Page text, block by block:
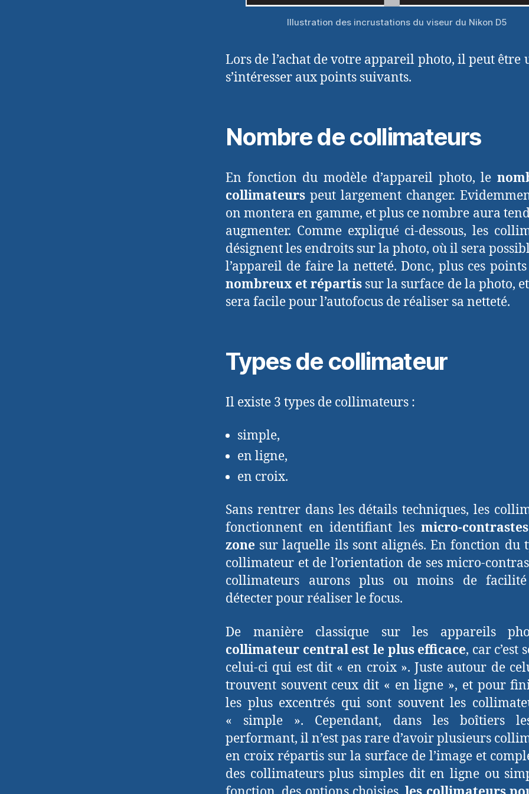
Illustration des incrustations du viseur du Nikon D5
Lors de l’achat de votre appareil photo, il peut être
s’intéresser aux points suivants.
Nombre de collimateurs
En fonction du modèle d’appareil photo, le
collimateurs peut largement changer.
on montera en gamme, et plus ce nombre aura
augmenter. Comme expliqué ci-dessous, les
désignent les endroits sur la photo, où il sera
l’appareil de faire la netteté. Donc, plus ces
nombreux et répartis sur la surface de la photo,
sera facile pour l’autofocus de réaliser sa netteté.
Types de collimateur
Il existe 3 types de collimateurs :
simple,
en ligne,
en croix.
Sans rentrer dans les détails techniques, les
fonctionnent en identifiant les micro-
zone sur laquelle ils sont alignés. En fonction du
collimateur et de l’orientation de ses micro-
collimateurs aurons plus ou moins de
détecter pour réaliser le focus.
De manière classique sur les appareils
collimateur central est le plus efficace, car c’est
celui-ci qui est dit « en croix ». Juste autour de
trouvent souvent ceux dit « en ligne », et pour
les plus excentrés qui sont souvent les
« simple ». Cependant, dans les boîtiers
performant, il n’est pas rare d’avoir plusieurs
en croix répartis sur la surface de l’image et
des collimateurs plus simples dit en ligne ou